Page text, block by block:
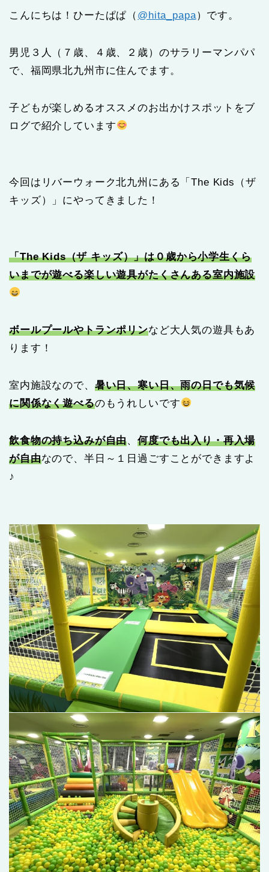
こんにちは！ひーたぱぱ（ @hita_papa）です。
男児３人（７歳、４歳、２歳）のサラリーマンパパ
で、福岡県北九州市に住んでます。
子どもが楽しめるオススメのお出かけスポットをブ
ログで紹介しています
今回はリバーウォーク北九州にある「The Kids（ザ
キッズ）」にやってきました！
「The Kids（ザ キッズ）」は０歳から小学生くら
いまでが遊べる楽しい遊具がたくさんある室内施設
ボールプールやトランポリンなど大人気の遊具もあ
ります！
室内施設なので、 暑い日、寒い日、雨の日でも気候
に関係なく遊べるのもうれしいです
飲食物の持ち込みが自由、何度でも出入り・再入場
が自由なので、半日～１日過ごすことができますよ
♪